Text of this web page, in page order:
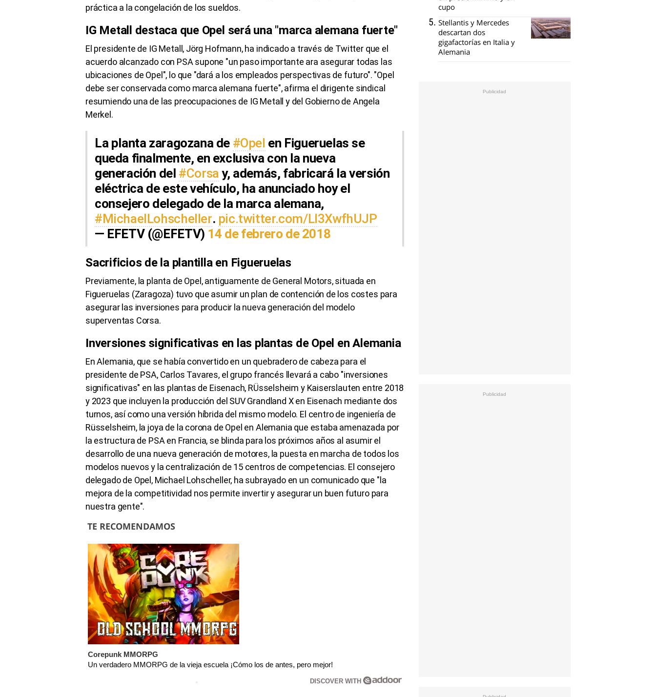
práctica a la congelación de los sueldos.
IG Metall destaca que Opel será una "marca alemana fuerte"
El presidente de IG Metall, Jörg Hofmann, ha indicado a través de Twitter que el
acuerdo alcanzado con PSA supone "un paso importante ara asegurar todas las
ubicaciones de Opel", lo que "dará a los empleados perspectivas de futuro". "Opel
debe ser conservada como marca alemana fuerte", afirma el dirigente sindical
resumiendo una de las preocupaciones de IG Metall y del Gobierno de Angela
Merkel.
La planta zaragozana de #Opel en Figueruelas se
queda finalmente, en exclusiva con la nueva
generación del #Corsa y, además, fabricará la versión
eléctrica de este vehículo, ha anunciado hoy el
consejero delegado de la marca alemana,
#MichaelLohscheller. pic.twitter.com/LI3XwfhUJP
— EFETV (@EFETV) 14 de febrero de 2018
Sacrificios de la plantilla en Figueruelas
Previamente, la planta de Opel, antiguamente de General Motors, situada en
Figueruelas (Zaragoza) tuvo que asumir un plan de contención de los costes para
asegurar las inversiones para producir la nueva generación del modelo
superventas Corsa.
Inversiones significativas en las plantas de Opel en Alemania
En Alemania, que se había convertido en un quebradero de cabeza para el
presidente de PSA, Carlos Tavares, el grupo francés llevará a cabo "inversiones
significativas" en las plantas de Eisenach, RÜsselsheim y Kaiserslauten entre 2018
y 2023 que incluyen la producción del SUV Grandland X en Eisenach mediante dos
turnos, así como una versión híbrida del mismo modelo. El centro de ingeniería de
Rüsselsheim, la joya de la corona de Opel en Alemania que estaba amenazada por
la estructura de PSA en Francia, se blinda para los próximos años al asumir el
desarrollo de una nueva generación de motores, la puesta en marcha de todos los
modelos nuevos y la centralización de 15 centros de competencias. El consejero
delegado de Opel, Michael Lohscheller, ha subrayado en un comunicado que "la
mejora de la competitividad nos permite invertir y asegurar un buen futuro para
nuestra gente".
TE RECOMENDAMOS
Corepunk MMORPG
Un verdadero MMORPG de la vieja escuela ¡Cómo los de antes, pero mejor!
DISCOVER WITH
cupo
Stellantis y Mercedes
descartan dos
gigafactorías en Italia y
Alemania